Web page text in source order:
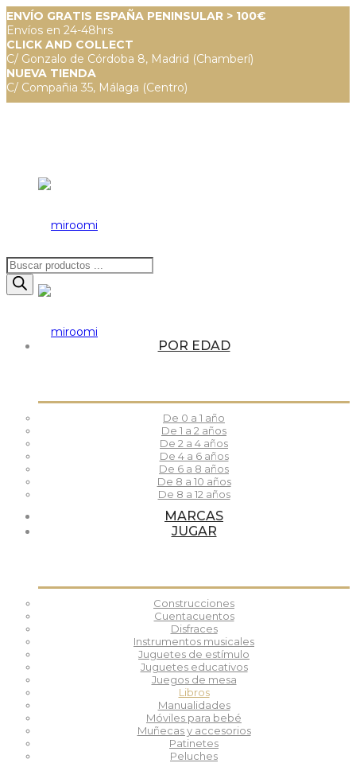
ENVÍO GRATIS ESPAÑA PENINSULAR > 100€
Envíos en 24-48hrs
CLICK AND COLLECT
C/ Gonzalo de Córdoba 8, Madrid (Chamberí)
NUEVA TIENDA
C/ Compañia 35, Málaga (Centro)
Búsqueda
de
productos
POR EDAD
De 0 a 1 año
De 1 a 2 años
De 2 a 4 años
De 4 a 6 años
De 6 a 8 años
De 8 a 10 años
De 8 a 12 años
MARCAS
JUGAR
Construcciones
Cuentacuentos
Disfraces
Instrumentos musicales
Juguetes de estímulo
Juguetes educativos
Juegos de mesa
Libros
Manualidades
Móviles para bebé
Muñecas y accesorios
Patinetes
Peluches